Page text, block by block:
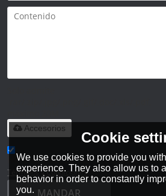
Accesorios
He leido y acepto los Términos y
Términos y Condiciones
MANDAR
Cookie
We use cookies to provide you
experience. They also allow us to
behavior in order to constantly
you.